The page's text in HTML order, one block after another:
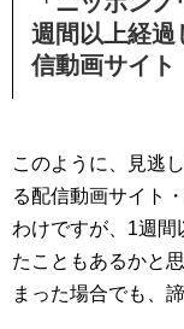
週間以上経過
信動画サイト
このように、見逃
る配信動画サイト
わけですが、1週間
たこともあるかと
まった場合でも、